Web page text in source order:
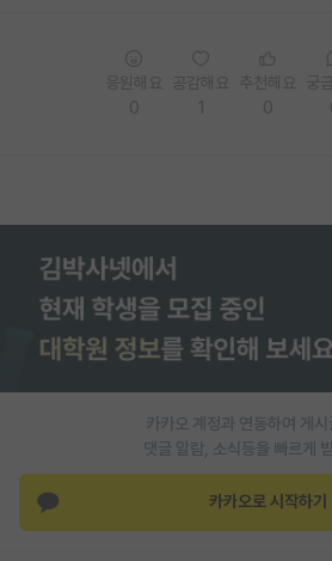
유학교육
이벤트
반도체 아카데미
카카오 계정과 연동하여 게시
댓글 알람, 소식등을 빠르게
카카오로 시작하기